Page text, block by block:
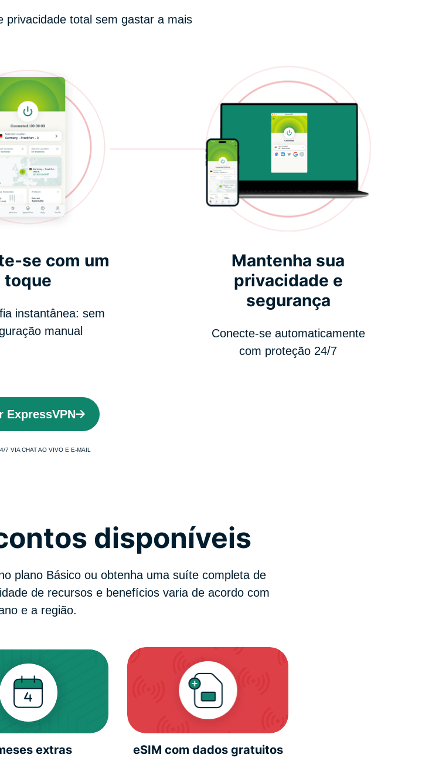
privacidade total sem gastar a mais
se com um
toque
instantânea: sem
manual
Mantenha sua
privacidade e
segurança
Conecte-se automaticamente
com proteção 24/7
ExpressVPN
7 VIA CHAT AO VIVO E E-MAIL
disponíveis
plano Básico ou obtenha uma suíte completa de
de recursos e benefícios varia de acordo com
e a região.
extras eSIM com dados gratuitos